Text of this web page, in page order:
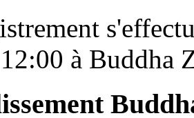
à Buddha